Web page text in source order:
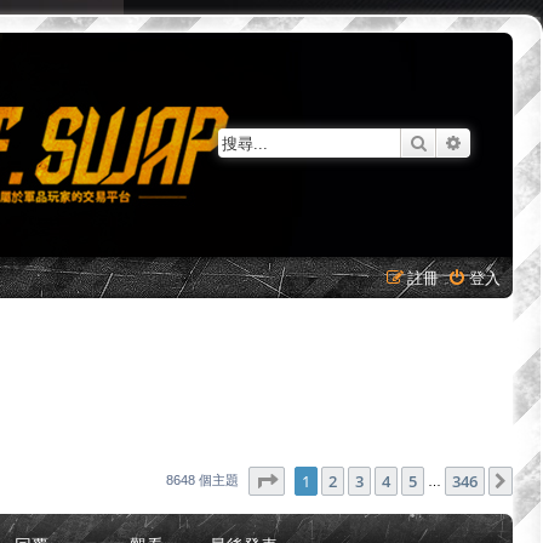
搜尋
登入
註冊
8648 個主題 1頁 (共 346 頁)
1 2 3 4 5 346 下